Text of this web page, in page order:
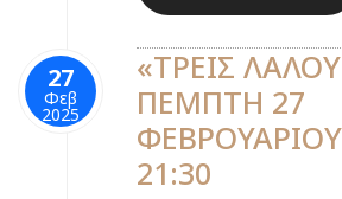
27
Φεβ
2025
«ΤΡΕΙΣ
ΠΕΜΠΤΗ 27
21:30